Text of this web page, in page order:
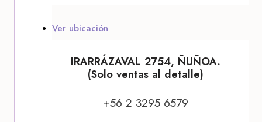
Ver ubicación
IRARRÁZAVAL 2754, ÑUÑOA.
(Solo ventas al detalle)
+56 2 3295 6579